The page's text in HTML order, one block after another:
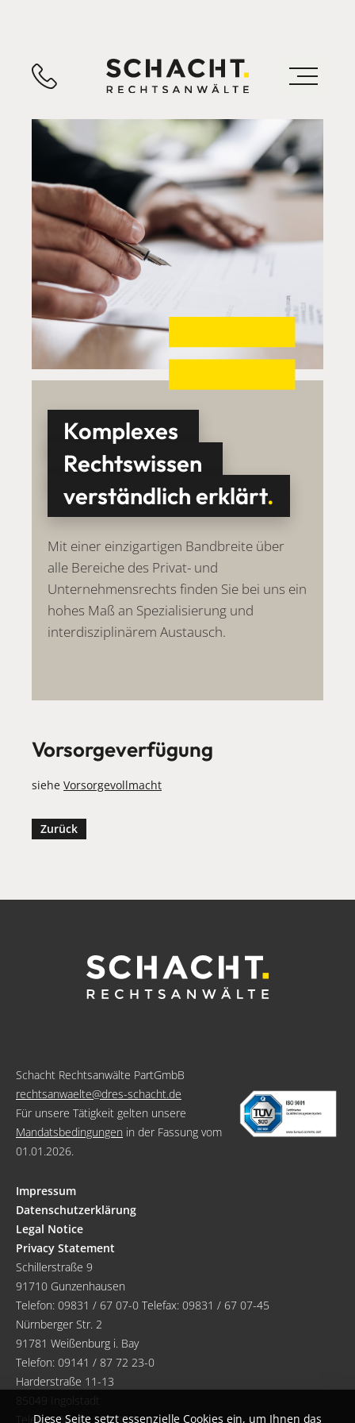
Komplexes
Rechtswissen
verständlich erklärt.
Mit einer einzigartigen Bandbreite über
alle Bereiche des Privat- und
Unternehmensrechts finden Sie bei uns ein
hohes Maß an Spezialisierung und
interdisziplinärem Austausch.
Vorsorgeverfügung
siehe Vorsorgevollmacht
Zurück
Schacht Rechtsanwälte PartGmbB
rechtsanwaelte@dres-schacht.de
Für unsere Tätigkeit gelten unsere
Mandatsbedingungen in der Fassung vom
01.01.2026.
Impressum
Datenschutzerklärung
Legal Notice
Privacy Statement
Schillerstraße 9
91710 Gunzenhausen
Telefon: 09831 / 67 07-0 Telefax: 09831 / 67 07-45
Nürnberger Str. 2
91781 Weißenburg i. Bay
Telefon: 09141 / 87 72 23-0
Harderstraße 11-13
85049 Ingolstadt
Telefon:0841 / 379 37-0
Diese Seite setzt essenzielle Cookies ein, um Ihnen das